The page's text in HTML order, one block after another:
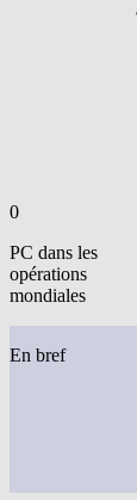
0
PC dans les
opérations
mondiales
En bref